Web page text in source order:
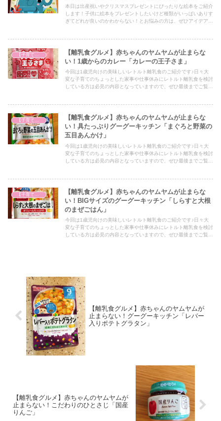
本日は出産祝いやクリスマスプレゼントにぴったりな絵本をご紹介
します！子供に絵本をプレゼントしたいけど種類がいっぱいありす
ぎてどれが良いのかわからない！とお悩みの方は、ぜひアイデアの
【離乳食グルメ】赤ちゃんのヤムヤムが止まらな
い！1歳からのカレー「カレーの王子さま」
今回は1歳児向けの美味しいレトルト離乳食のご紹介です♪日々大
変な子育てのちょっとした家事や仕事休みにレトルト離乳食を検討
している方は必見の内容となっていますので、ぜひ最後までご覧く
【離乳食グルメ】赤ちゃんのヤムヤムが止まらな
い！具たっぷりグーグーキッチン「まぐろと野菜の
五目あんかけ」
今回は1歳児向けの美味しいレトルト離乳食のご紹介です♪日々大
変な子育てのちょっとした家事や仕事休みにレトルト離乳食を検討
している方は必見の内容となっていますので、ぜひ最後までご覧く
【離乳食グルメ】赤ちゃんのヤムヤムが止まらな
い！BIGサイズのグーグーキッチン「しらすと大根
のまぜごはん」
今回は1歳児向けの美味しいレトルト離乳食のご紹介です♪日々大
変な子育てのちょっとした家事や仕事休みにレトルト離乳食を検討
している方は必見の内容となっていますので、ぜひ最後までご覧く
【離乳食グルメ】赤ちゃんのヤムヤムが
止まらない！グーグーキッチン「レバー
入りポテトグラタン」
【離乳食グルメ】赤ちゃんのヤムヤムが
止まらない！こだわりのひとさじ「国産
りんご」